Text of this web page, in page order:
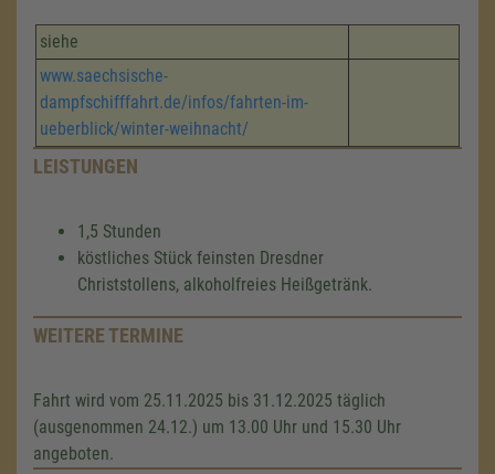
siehe
www.saechsische-
dampfschifffahrt.de/infos/fahrten-im-
ueberblick/winter-weihnacht/
LEISTUNGEN
1,5 Stunden
köstliches Stück feinsten Dresdner
Christstollens, alkoholfreies Heißgetränk.
WEITERE TERMINE
Fahrt wird vom 25.11.2025 bis 31.12.2025 täglich
(ausgenommen 24.12.) um 13.00 Uhr und 15.30 Uhr
angeboten.